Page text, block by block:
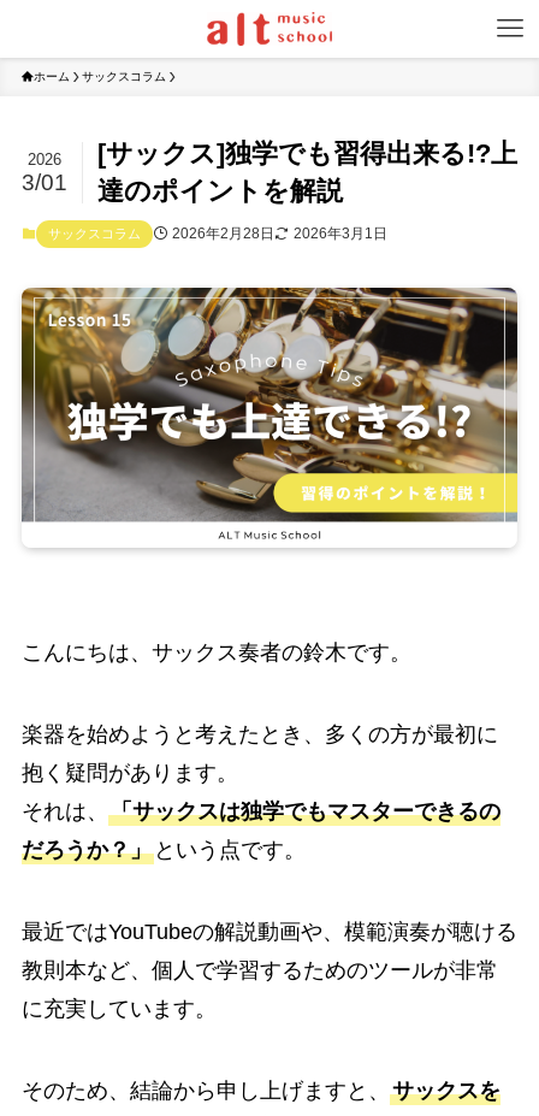
ホーム サックスコラム
[サックス]独学でも習得出来る!?上
達のポイントを解説
2026
3/01
サックスコラム 2026年2月28日 2026年3月1日
こんにちは、サックス奏者の鈴木です。
楽器を始めようと考えたとき、多くの方が最初に
抱く疑問があります。
それは、 「サックスは独学でもマスターできるの
だろうか？」という点です。
最近ではYouTubeの解説動画や、模範演奏が聴ける
教則本など、個人で学習するためのツールが非常
に充実しています。
そのため、結論から申し上げますと、 サックスを